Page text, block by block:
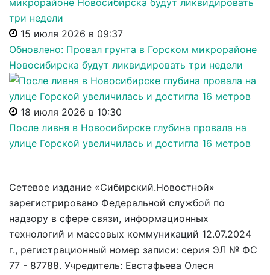
15 июля 2026 в 09:37
Обновлено: Провал грунта в Горском микрорайоне
Новосибирска будут ликвидировать три недели
18 июля 2026 в 10:30
После ливня в Новосибирске глубина провала на
улице Горской увеличилась и достигла 16 метров
Сетевое издание «Сибирский.Новостной»
зарегистрировано Федеральной службой по
надзору в сфере связи, информационных
технологий и массовых коммуникаций 12.07.2024
г., регистрационный номер записи: серия ЭЛ № ФС
77 - 87788. Учредитель: Евстафьева Олеся